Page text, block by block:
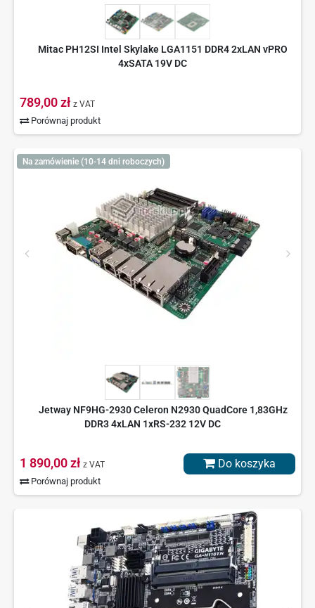
Mitac PH12SI Intel Skylake LGA1151 DDR4 2xLAN vPRO
4xSATA 19V DC
789,00 zł z VAT
Porównaj produkt
Na zamówienie (10-14 dni roboczych)
Jetway NF9HG-2930 Celeron N2930 QuadCore 1,83GHz
DDR3 4xLAN 1xRS-232 12V DC
1 890,00 zł z VAT
Porównaj produkt
Do koszyka